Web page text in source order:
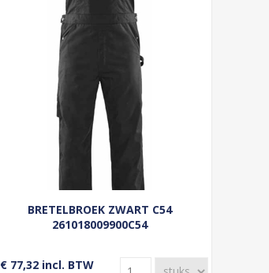
BRETELBROEK ZWART C54
261018009900C54
€ 77,32 incl. BTW